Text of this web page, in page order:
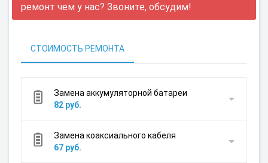
ремонт чем у нас? Звоните, обсудим!
СТОИМОСТЬ РЕМОНТА
Замена аккумуляторной батареи
82 руб.
Замена коаксиального кабеля
67 руб.